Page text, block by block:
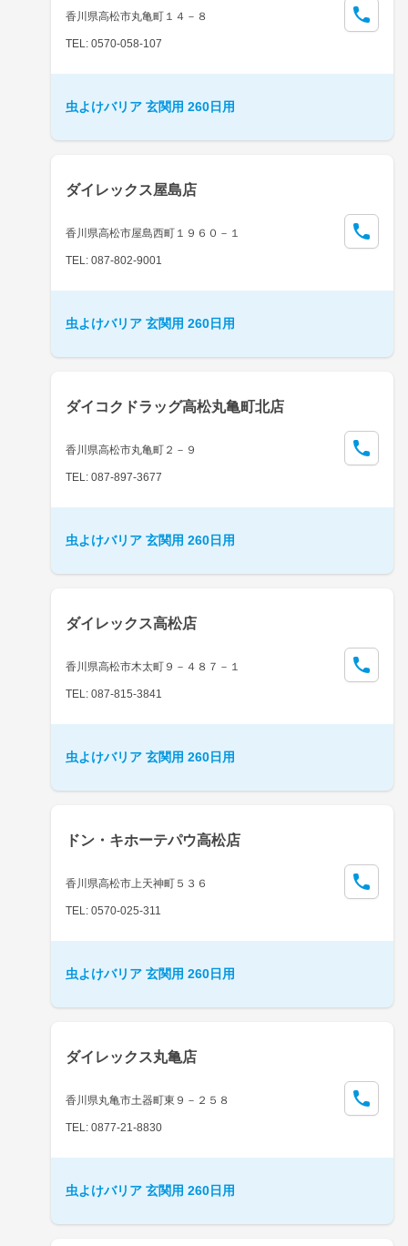
香川県高松市丸亀町１４－８
TEL: 0570-058-107
虫よけバリア 玄関用 260日用
ダイレックス屋島店
香川県高松市屋島西町１９６０－１
TEL: 087-802-9001
虫よけバリア 玄関用 260日用
ダイコクドラッグ高松丸亀町北店
香川県高松市丸亀町２－９
TEL: 087-897-3677
虫よけバリア 玄関用 260日用
ダイレックス高松店
香川県高松市木太町９－４８７－１
TEL: 087-815-3841
虫よけバリア 玄関用 260日用
ドン・キホーテパウ高松店
香川県高松市上天神町５３６
TEL: 0570-025-311
虫よけバリア 玄関用 260日用
ダイレックス丸亀店
香川県丸亀市土器町東９－２５８
TEL: 0877-21-8830
虫よけバリア 玄関用 260日用